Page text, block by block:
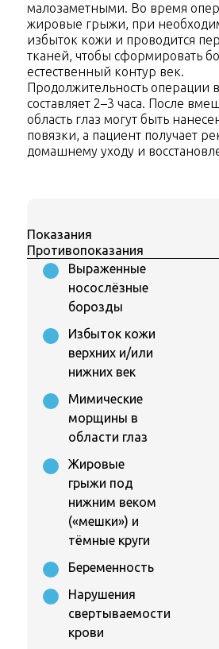
малозаметными. Во время
жировые грыжи, при
избыток кожи и проводится
тканей, чтобы сформировать
естественный контур век.
Продолжительность операции
составляет 2–3 часа. После
область глаз могут быть
повязки, а пациент получает
домашнему уходу и
Показания
Противопоказания
Выраженные
носослёзные
борозды
Избыток кожи
верхних и/или
нижних век
Мимические
морщины в
области глаз
Жировые
грыжи под
нижним веком
(«мешки») и
тёмные круги
Беременность
Нарушения
свертываемости
крови